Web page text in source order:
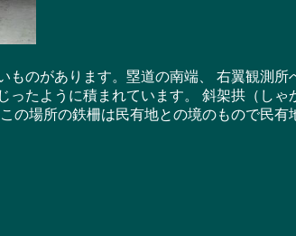
のがあります。塁道の南端、 右翼観測所
ったように積まれています。 斜架拱（しゃ
の場所の鉄柵は民有地との境のもので民有